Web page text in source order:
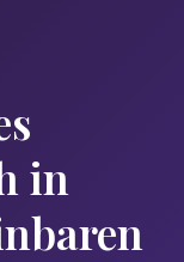
in